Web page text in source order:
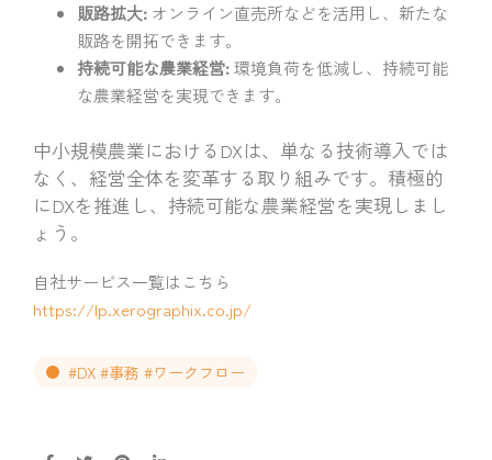
販路拡大: オンライン直売所などを活用し、新たな
販路を開拓できます。
持続可能な農業経営:環境負荷を低減し、持続可能
な農業経営を実現できます。
中小規模農業におけるDXは、単なる技術導入では
なく、経営全体を変革する取り組みです。積極的
にDXを推進し、持続可能な農業経営を実現しまし
ょう。
自社サービス一覧はこちら
https://lp.xerographix.co.jp/
#DX #事務 #ワークフロー